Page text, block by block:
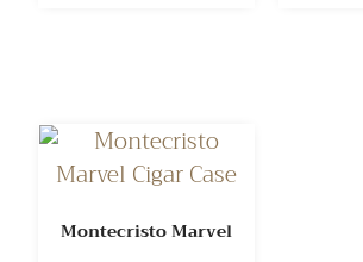
Montecristo Marvel